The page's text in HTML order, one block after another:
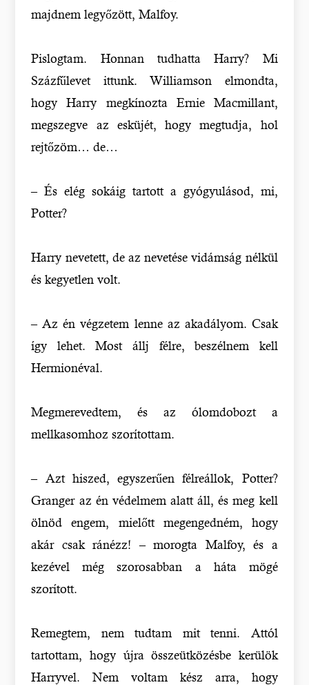
majdnem legyőzött, Malfoy.
Pislogtam. Honnan tudhatta Harry? Mi
Százfűlevet ittunk. Williamson elmondta,
hogy Harry megkínozta Ernie Macmillant,
megszegve az esküjét, hogy megtudja, hol
rejtőzöm… de…
– És elég sokáig tartott a gyógyulásod, mi,
Potter?
Harry nevetett, de az nevetése vidámság nélkül
és kegyetlen volt.
– Az én végzetem lenne az akadályom. Csak
így lehet. Most állj félre, beszélnem kell
Hermionéval.
Megmerevedtem, és az ólomdobozt a
mellkasomhoz szorítottam.
– Azt hiszed, egyszerűen félreállok, Potter?
Granger az én védelmem alatt áll, és meg kell
ölnöd engem, mielőtt megengedném, hogy
akár csak ránézz! – morogta Malfoy, és a
kezével még szorosabban a háta mögé
szorított.
Remegtem, nem tudtam mit tenni. Attól
tartottam, hogy újra összeütközésbe kerülök
Harryvel. Nem voltam kész arra, hogy